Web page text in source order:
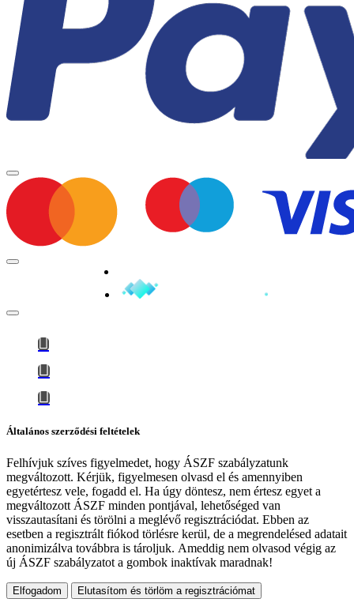
Általános szerződési feltételek
Felhívjuk szíves figyelmedet, hogy ÁSZF szabályzatunk
megváltozott. Kérjük, figyelmesen olvasd el és amennyiben
egyetértesz vele, fogadd el. Ha úgy döntesz, nem értesz egyet a
megváltozott ÁSZF minden pontjával, lehetőséged van
visszautasítani és törölni a meglévő regisztrációdat. Ebben az
esetben a regisztrált fiókod törlésre kerül, de a megrendelésed adatait
anonimizálva továbbra is tároljuk. Ameddig nem olvasod végig az
új ÁSZF szabályzatot a gombok inaktívak maradnak!
Elfogadom Elutasítom és törlöm a regisztrációmat